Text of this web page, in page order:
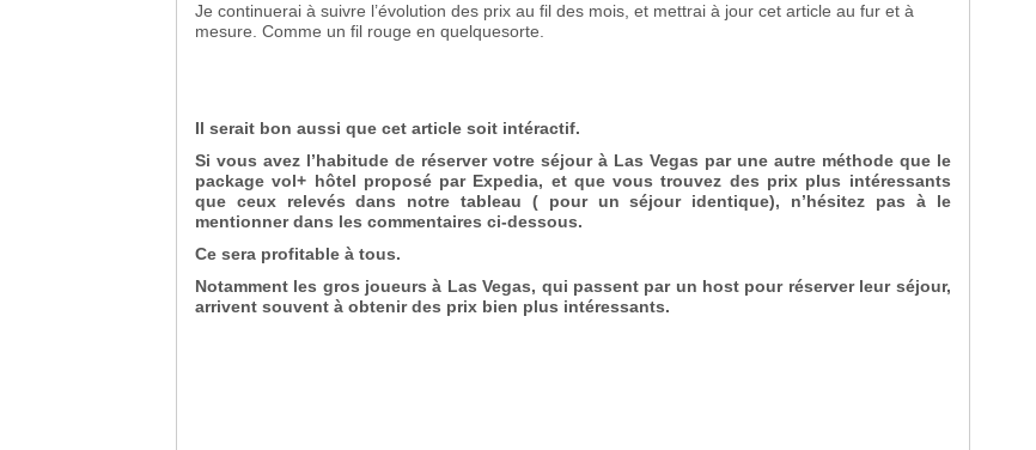
Je continuerai à suivre l’évolution des prix au fil des mois, et mettrai à jour cet article au fur et à
mesure. Comme un fil rouge en quelquesorte.
Il serait bon aussi que cet article soit intéractif.
Si vous avez l’habitude de réserver votre séjour à Las Vegas par une autre méthode que le
package vol+ hôtel proposé par Expedia, et que vous trouvez des prix plus intéressants
que ceux relevés dans notre tableau ( pour un séjour identique), n’hésitez pas à le
mentionner dans les commentaires ci-dessous.
Ce sera profitable à tous.
Notamment les gros joueurs à Las Vegas, qui passent par un host pour réserver leur séjour,
arrivent souvent à obtenir des prix bien plus intéressants.